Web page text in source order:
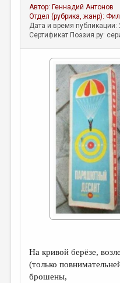
АВТОРЫ
КОММЕНТАРИИ
ЛИТСАЛОН
ПРАВИЛА САЙТА
ОТДЕЛЫ И РУБРИКИ
ИЗБРАННОЕ
ДАЙДЖЕСТ
ПРОИЗВЕДЕНИЯ
ПЕРЕВОДЫ
КОНКУРСЫ
КНИЖНАЯ ПОЛКА
ОБЗОР ЛИТЕРАТУРЫ
Автор: Геннадий Антонов
Отдел (рубрика, жанр):
Дата и время публикации:
Сертификат Поэзия.ру:
На кривой берёзе,
(только
брошены,